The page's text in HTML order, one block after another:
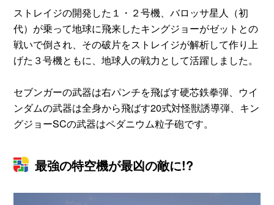
ストレイジの開発した１・２号機、バロッサ星人（初
代）が乗って地球に飛来したキングジョーがゼットとの
戦いで倒され、その破片をストレイジが解析して作り上
げた３号機ともに、地球人の戦力として活躍しました。
セブンガーの武器は右パンチを飛ばす硬芯鉄拳弾、ウイ
ンダムの武器は全身から飛ばす20式対怪獣誘導弾、キン
グジョーSCの武器はペダニウム粒子砲です。
最強の特空機が最凶の敵に!?